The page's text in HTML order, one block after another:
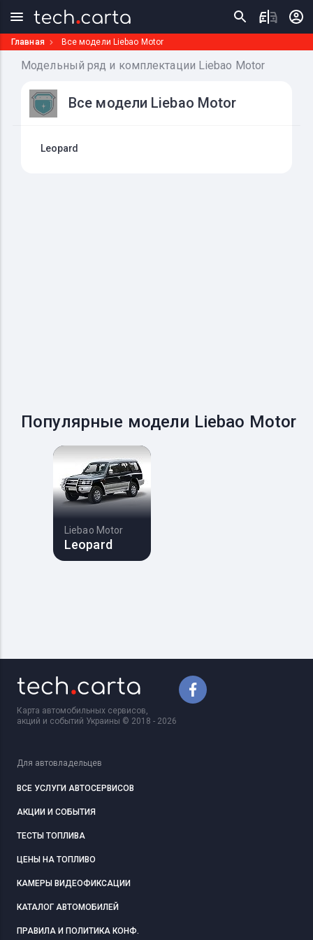
Главная Все модели Liebao Motor
Модельный ряд и комплектации Liebao Motor
Все модели Liebao Motor
Leopard
Популярные модели Liebao Motor
Liebao Motor
Leopard
Карта автомобильных сервисов,
акций и событий Украины © 2018 - 2026
Для автовладельцев
ВСЕ УСЛУГИ АВТОСЕРВИСОВ
АКЦИИ И СОБЫТИЯ
ТЕСТЫ ТОПЛИВА
ЦЕНЫ НА ТОПЛИВО
КАМЕРЫ ВИДЕОФИКСАЦИИ
КАТАЛОГ АВТОМОБИЛЕЙ
ПРАВИЛА И ПОЛИТИКА КОНФ.